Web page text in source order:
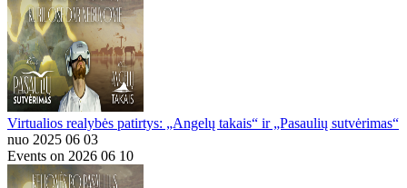
Virtualios realybės patirtys: „Angelų takais“ ir „Pasaulių sutvėrimas“
nuo 2025 06 03
Events on 2026 06 10